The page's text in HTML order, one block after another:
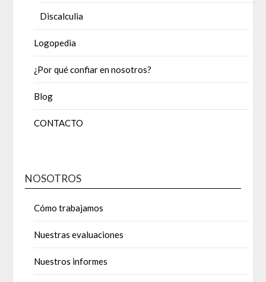
Discalculia
Logopedia
¿Por qué confiar en nosotros?
Blog
CONTACTO
NOSOTROS
Cómo trabajamos
Nuestras evaluaciones
Nuestros informes